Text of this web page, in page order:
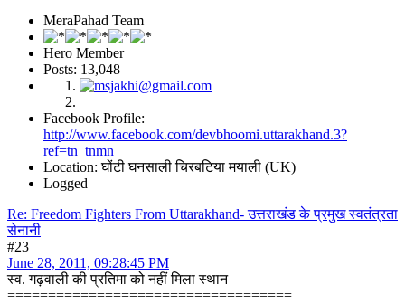
MeraPahad Team
Hero Member
Posts: 13,048
Facebook Profile:
http://www.facebook.com/devbhoomi.uttarakhand.3?
ref=tn_tnmn
Location: घोंटी घनसाली चिरबटिया मयाली (UK)
Logged
Re: Freedom Fighters From Uttarakhand- उत्तराखंड के प्रमुख स्वतंत्रता
सेनानी
#23
June 28, 2011, 09:28:45 PM
स्व. गढ़वाली की प्रतिमा को नहीं मिला स्थान
===================================